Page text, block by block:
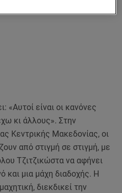
«Αυτοί είναι οι κανόνες
κι άλλους». Στην
Κεντρικής Μακεδονίας, οι
από στιγμή σε στιγμή, με
Τζιτζικώστα να αφήνει
και μια μάχη διαδοχής. Η
διεκδικεί την